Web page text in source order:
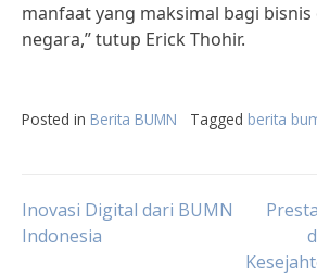
manfaat yang maksimal bagi
negara,” tutup Erick Thohir.
Posted in Berita BUMN Tagged berita
Post
Inovasi Digital dari BUMN
Indonesia